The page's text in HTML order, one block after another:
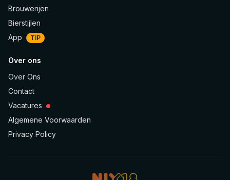
Brouwerijen
Bierstijlen
App
TIP
Over ons
Over Ons
Contact
Vacatures
Algemene Voorwaarden
Privacy Policy